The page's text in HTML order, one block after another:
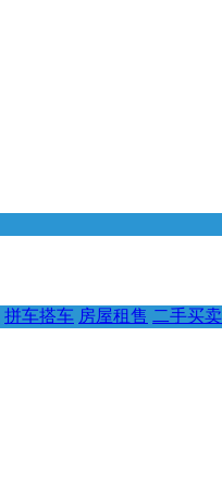
拼车搭车 房屋租售 二手买卖